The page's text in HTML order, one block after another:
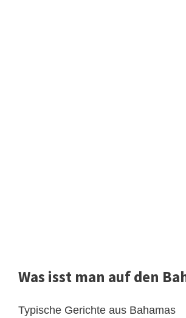
Was isst man auf den
Typische Gerichte aus Bahamas